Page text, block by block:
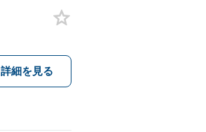
詳細を見る